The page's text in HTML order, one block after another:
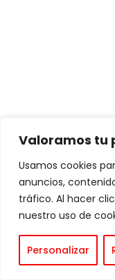
Valoramos tu
Usamos cookies
anuncios,
tráfico. Al hacer
nuestro uso de
Personalizar